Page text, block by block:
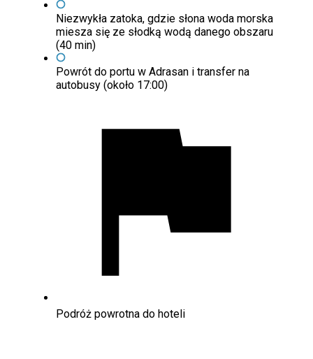
Niezwykła zatoka, gdzie słona woda morska
miesza się ze słodką wodą danego obszaru
(40 min)
Powrót do portu w Adrasan i transfer na
autobusy (około 17:00)
Podróż powrotna do hoteli